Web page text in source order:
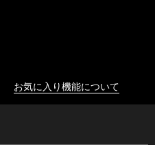
お気に入り機能について